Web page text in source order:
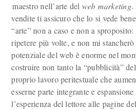
maestro nell’arte del web marketing.
vendite ti assicuro che lo si vede
“arte” non a caso e non a
ripetere più volte, e non mi
potenziale del web è enorme nel
costruire non tanto la “pubblicità”
proprio lavoro peritestuale che
esserne parte integrante e
l’esperienza del lettore alle pagine